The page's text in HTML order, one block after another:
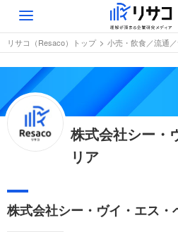
Toggle
navigation
リサコ（Resaco）トップ 小売・飲食／流通
株式会社シー・
リア
株式会社シー・ヴイ・エス